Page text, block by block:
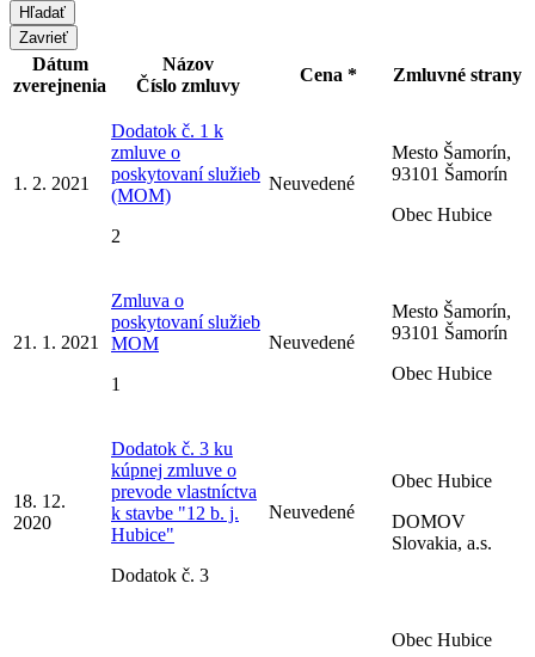
Zavrieť
Dátum
zverejnenia
Názov
Číslo zmluvy
Cena * Zmluvné strany
1. 2. 2021
Dodatok č. 1 k
zmluve o
poskytovaní služieb
(MOM)
2
Neuvedené
Mesto Šamorín,
93101 Šamorín
Obec Hubice
21. 1. 2021
Zmluva o
poskytovaní služieb
MOM
1
Neuvedené
Mesto Šamorín,
93101 Šamorín
Obec Hubice
18. 12.
2020
Dodatok č. 3 ku
kúpnej zmluve o
prevode vlastníctva
k stavbe "12 b. j.
Hubice"
Dodatok č. 3
Neuvedené
Obec Hubice
DOMOV
Slovakia, a.s.
Obec Hubice